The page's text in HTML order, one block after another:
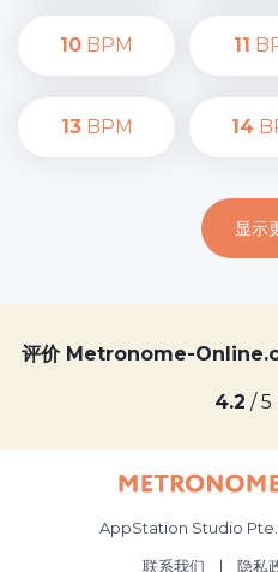
10 BPM 11
13BPM 14
显示
评价 Metronome-
4.2 / 5
AppStation Studio Pte.
联系我们
| 隐私